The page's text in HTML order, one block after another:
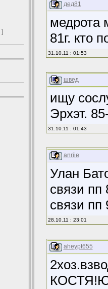
]
дед81
медрота
81г. кто
31.10.11 : 01:53
швед
ищу
Эрхэт.
31.10.11 : 01:43
anriie
Улан
связи пп
связи пп
28.10.11 : 23:01
aheypt655